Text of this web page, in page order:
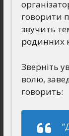
говорити
звучить
родинних
Зверніть
волю,
говорить: